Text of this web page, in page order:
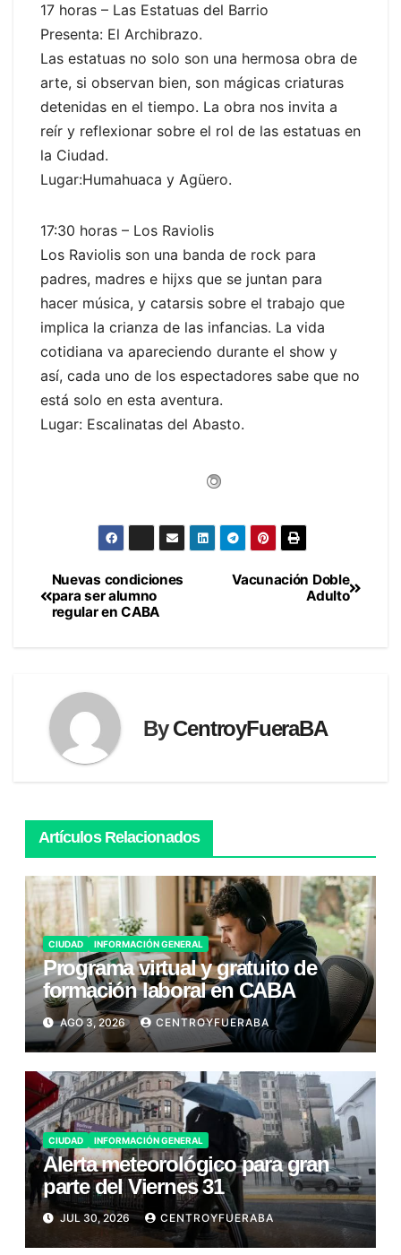
17 horas – Las Estatuas del Barrio
Presenta: El Archibrazo.
Las estatuas no solo son una hermosa obra de
arte, si observan bien, son mágicas criaturas
detenidas en el tiempo. La obra nos invita a
reír y reflexionar sobre el rol de las estatuas en
la Ciudad.
Lugar:Humahuaca y Agüero.
17:30 horas – Los Raviolis
Los Raviolis son una banda de rock para
padres, madres e hijxs que se juntan para
hacer música, y catarsis sobre el trabajo que
implica la crianza de las infancias. La vida
cotidiana va apareciendo durante el show y
así, cada uno de los espectadores sabe que no
está solo en esta aventura.
Lugar: Escalinatas del Abasto.
Navegación
de
Vacunación Doble
Adulto
Nuevas condiciones
para ser alumno
regular en CABA
ByCentroyFueraBA
Artículos Relacionados
CIUDAD INFORMACIÓN GENERAL
Programa virtual y gratuito de
formación laboral en CABA
AGO 3, 2026 CENTROYFUERABA
CIUDAD INFORMACIÓN GENERAL
Alerta meteorológico para gran
parte del Viernes 31
JUL 30, 2026 CENTROYFUERABA